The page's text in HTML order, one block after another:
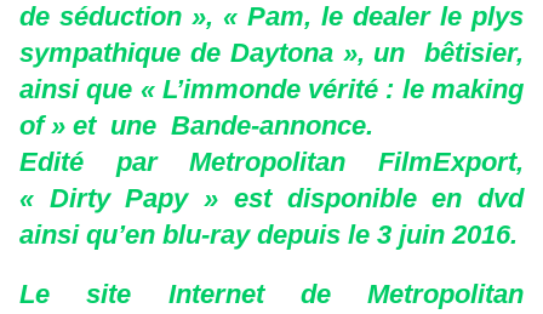
de séduction », « Pam, le dealer le plys
sympathique de Daytona », un bêtisier,
ainsi que « L’immonde vérité : le making
of » et une Bande-annonce.
Edité par Metropolitan FilmExport,
« Dirty Papy » est disponible en dvd
ainsi qu’en blu-ray depuis le 3 juin 2016.
Le site Internet de Metropolitan